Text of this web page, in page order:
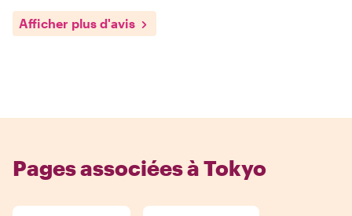
Afficher plus d'avis
Pages associées à Tokyo